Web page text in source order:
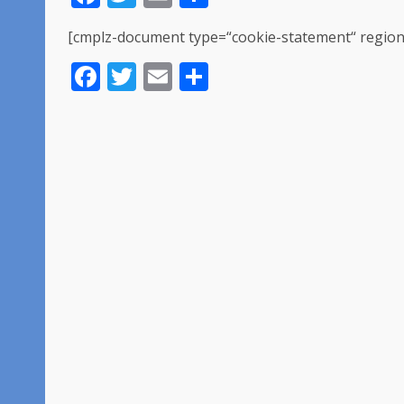
[cmplz-document type=“cookie-statement“
Facebook
Twitter
Email